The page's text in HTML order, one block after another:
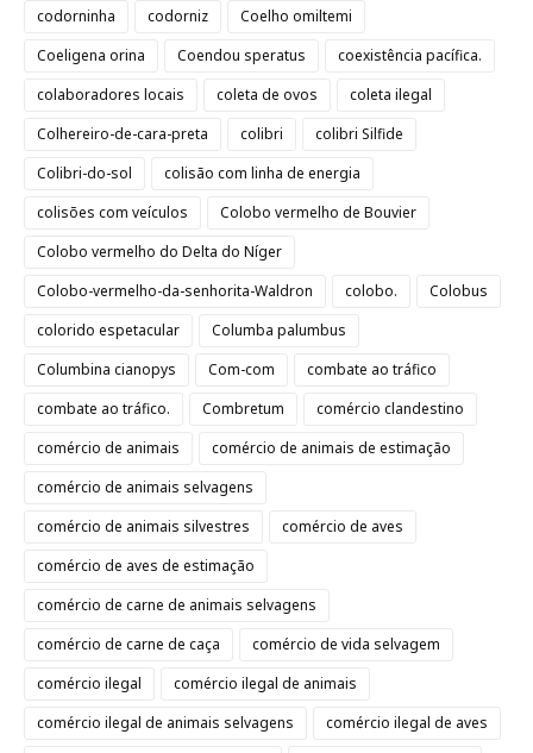
codorninha
codorniz
Coelho omiltemi
Coeligena orina
Coendou speratus
coexistência pacífica.
colaboradores locais
coleta de ovos
coleta ilegal
Colhereiro-de-cara-preta
colibri
colibri Silfide
Colibri-do-sol
colisão com linha de energia
colisões com veículos
Colobo vermelho de Bouvier
Colobo vermelho do Delta do Níger
Colobo-vermelho-da-senhorita-Waldron
colobo.
Colobus
colorido espetacular
Columba palumbus
Columbina cianopys
Com-com
combate ao tráfico
combate ao tráfico.
Combretum
comércio clandestino
comércio de animais
comércio de animais de estimação
comércio de animais selvagens
comércio de animais silvestres
comércio de aves
comércio de aves de estimação
comércio de carne de animais selvagens
comércio de carne de caça
comércio de vida selvagem
comércio ilegal
comércio ilegal de animais
comércio ilegal de animais selvagens
comércio ilegal de aves